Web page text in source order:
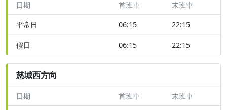
日期 首班車 末班車
平常日 06:15 22:15
假日 06:15 22:15
慈城西方向
日期 首班車 末班車